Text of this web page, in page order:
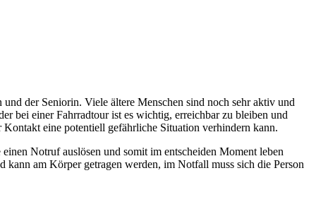
der Seniorin. Viele ältere Menschen sind noch sehr aktiv und
bei einer Fahrradtour ist es wichtig, erreichbar zu bleiben und
eine potentiell gefährliche Situation verhindern kann.
Notruf auslösen und somit im entscheiden Moment leben
am Körper getragen werden, im Notfall muss sich die Person